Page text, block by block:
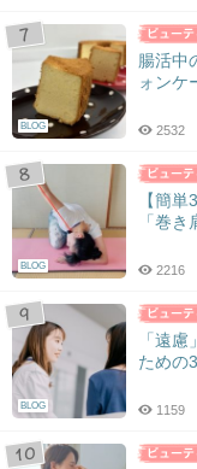
BLOG
腸活中
ォンケ
2532
BLOG
【簡
「巻
2216
BLOG
「遠
ための
1159